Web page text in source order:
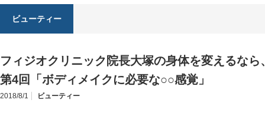
ビューティー
フィジオクリニック院長大塚の身体を変える
第4回「ボディメイクに必要な○○感覚」
2018/8/1 ビューティー